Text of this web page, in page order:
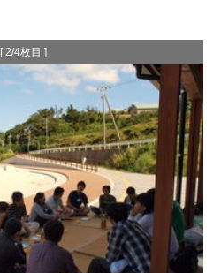
[ 2/4枚目 ]